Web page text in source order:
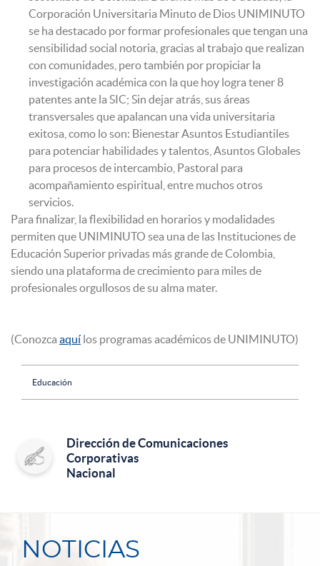
Corporación Universitaria Minuto de Dios UNIMINUTO
se ha destacado por formar profesionales que tengan una
sensibilidad social notoria, gracias al trabajo que realizan
con comunidades, pero también por propiciar la
investigación académica con la que hoy logra tener 8
patentes ante la SIC; Sin dejar atrás, sus áreas
transversales que apalancan una vida universitaria
exitosa, como lo son: Bienestar Asuntos Estudiantiles
para potenciar habilidades y talentos, Asuntos Globales
para procesos de intercambio, Pastoral para
acompañamiento espiritual, entre muchos otros
servicios.
Para finalizar, la flexibilidad en horarios y modalidades
permiten que UNIMINUTO sea una de las Instituciones de
Educación Superior privadas más grande de Colombia,
siendo una plataforma de crecimiento para miles de
profesionales orgullosos de su alma mater.
(Conozca aquílos programas académicos de UNIMINUTO)
Educación
Dirección de Comunicaciones
Corporativas
Nacional
NOTICIAS